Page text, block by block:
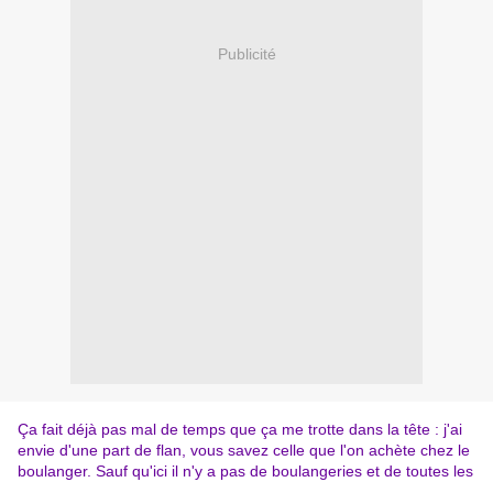
Publicité
Ça fait déjà pas mal de temps que ça me trotte dans la tête : j'ai
envie d'une part de flan, vous savez celle que l'on achète chez le
boulanger. Sauf qu'ici il n'y a pas de boulangeries et de toutes les